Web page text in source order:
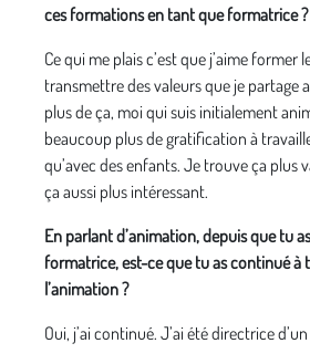
ces formations en tant que formatrice ?
Ce qui me plais c’est que j’aime former
transmettre des valeurs que je partage
plus de ça, moi qui suis initialement
beaucoup plus de gratification à
qu’avec des enfants. Je trouve ça plus
ça aussi plus intéressant.
En parlant d’animation, depuis que tu
formatrice, est-ce que tu as continué à
l’animation ?
Oui, j’ai continué. J’ai été directrice